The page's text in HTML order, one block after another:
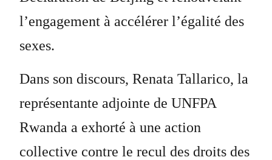
l’engagement à accélérer l’égalité des
sexes.
Dans son discours, Renata Tallarico, la
représentante adjointe de UNFPA
Rwanda a exhorté à une action
collective contre le recul des droits des